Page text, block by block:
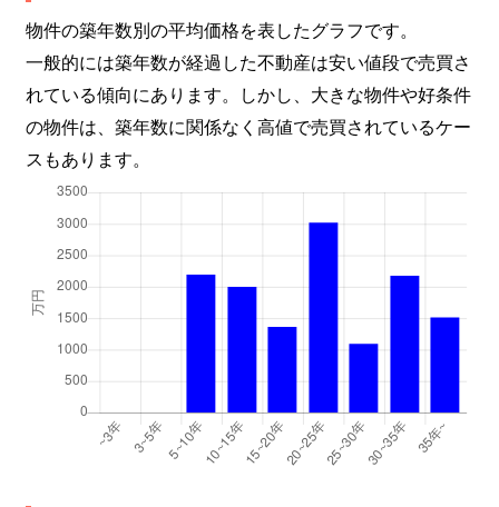
物件の築年数別の平均価格を表したグラフです。
一般的には築年数が経過した不動産は安い値段で売買さ
れている傾向にあります。しかし、大きな物件や好条件
の物件は、築年数に関係なく高値で売買されているケー
スもあります。